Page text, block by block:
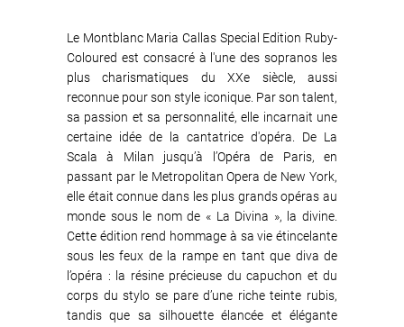
Le Montblanc Maria Callas Special Edition Ruby-
Coloured est consacré à l'une des sopranos les
plus charismatiques du XXe siècle, aussi
reconnue pour son style iconique. Par son talent,
sa passion et sa personnalité, elle incarnait une
certaine idée de la cantatrice d'opéra. De La
Scala à Milan jusqu’à l’Opéra de Paris, en
passant par le Metropolitan Opera de New York,
elle était connue dans les plus grands opéras au
monde sous le nom de « La Divina », la divine.
Cette édition rend hommage à sa vie étincelante
sous les feux de la rampe en tant que diva de
l’opéra : la résine précieuse du capuchon et du
corps du stylo se pare d’une riche teinte rubis,
tandis que sa silhouette élancée et élégante